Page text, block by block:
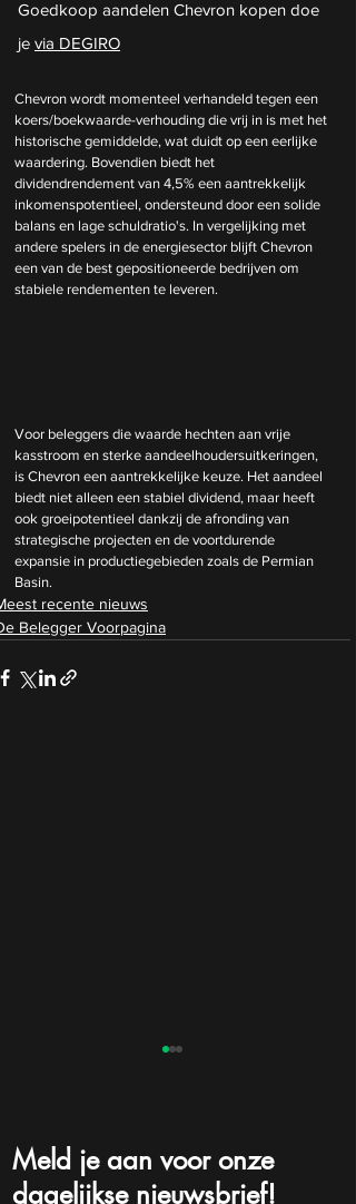
Goedkoop aandelen Chevron kopen doe
je via DEGIRO
Chevron wordt momenteel verhandeld tegen een
koers/boekwaarde-verhouding die vrij in is met het
historische gemiddelde, wat duidt op een eerlijke
waardering. Bovendien biedt het
dividendrendement van 4,5% een aantrekkelijk
inkomenspotentieel, ondersteund door een solide
balans en lage schuldratio's. In vergelijking met
andere spelers in de energiesector blijft Chevron
een van de best gepositioneerde bedrijven om
stabiele rendementen te leveren.
Voor beleggers die waarde hechten aan vrije
kasstroom en sterke aandeelhoudersuitkeringen,
is Chevron een aantrekkelijke keuze. Het aandeel
biedt niet alleen een stabiel dividend, maar heeft
ook groeipotentieel dankzij de afronding van
strategische projecten en de voortdurende
expansie in productiegebieden zoals de Permian
Basin.
recente nieuws
Belegger Voorpagina
Meld je aan voor onze
dagelijkse nieuwsbrief!